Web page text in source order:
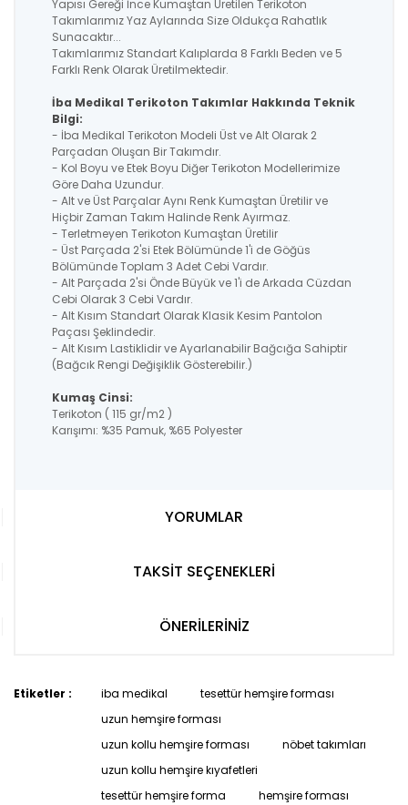
Yapısı Gereği İnce Kumaştan Üretilen Terikoton
Takımlarımız Yaz Aylarında Size Oldukça Rahatlık
Sunacaktır...
Takımlarımız Standart Kalıplarda 8 Farklı Beden ve 5
Farklı Renk Olarak Üretilmektedir.
İba Medikal Terikoton Takımlar Hakkında Teknik
Bilgi:
- İba Medikal Terikoton Modeli Üst ve Alt Olarak 2
Parçadan Oluşan Bir Takımdır.
- Kol Boyu ve Etek Boyu Diğer Terikoton Modellerimize
Göre Daha Uzundur.
- Alt ve Üst Parçalar Aynı Renk Kumaştan Üretilir ve
Hiçbir Zaman Takım Halinde Renk Ayırmaz.
- Terletmeyen Terikoton Kumaştan Üretilir
- Üst Parçada 2'si Etek Bölümünde 1'i de Göğüs
Bölümünde Toplam 3 Adet Cebi Vardır.
- Alt Parçada 2'si Önde Büyük ve 1'i de Arkada Cüzdan
Cebi Olarak 3 Cebi Vardır.
- Alt Kısım Standart Olarak Klasik Kesim Pantolon
Paçası Şeklindedir.
- Alt Kısım Lastiklidir ve Ayarlanabilir Bağcığa Sahiptir
(Bağcık Rengi Değişiklik Gösterebilir.)
Kumaş Cinsi:
Terikoton ( 115 gr/m2 )
Karışımı: %35 Pamuk, %65 Polyester
YORUMLAR
TAKSİT SEÇENEKLERİ
ÖNERİLERİNİZ
Etiketler : iba medikal
tesettür hemşire forması
uzun hemşire forması
uzun kollu hemşire forması
nöbet takımları
uzun kollu hemşire kıyafetleri
tesettür hemşire forma
hemşire forması